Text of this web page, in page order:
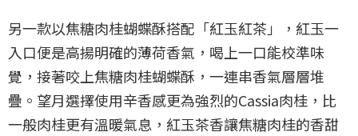
另一款以焦糖肉桂蝴蝶酥搭配「紅玉紅茶」，紅玉一
入口便是高揚明確的薄荷香氣，喝上一口能校準味
覺，接著咬上焦糖肉桂蝴蝶酥，一連串香氣層層堆
疊。望月選擇使用辛香感更為強烈的Cassia肉桂，比
一般肉桂更有溫暖氣息，紅玉茶香讓焦糖肉桂的香甜